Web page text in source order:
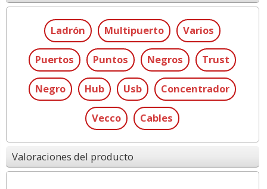
Ladrón Multipuerto Varios
Puertos Puntos Negros Trust
Negro Hub Usb Concentrador
Vecco Cables
Valoraciones del producto